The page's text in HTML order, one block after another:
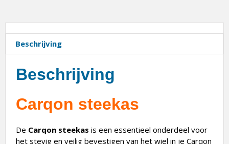
Beschrijving
Beschrijving
Carqon steekas
De Carqon steekas is een essentieel onderdeel voor
het stevig en veilig bevestigen van het wiel in je Carqon